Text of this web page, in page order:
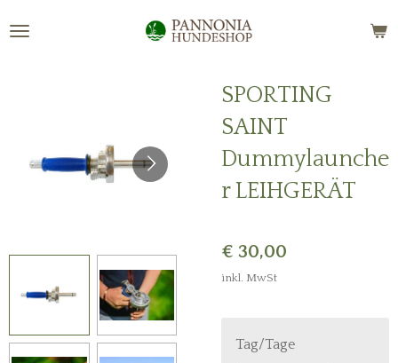
SPORTING
SAINT
Dummylaunche
r LEIHGERÄT
€ 30,00
inkl. MwSt
Tag/Tage